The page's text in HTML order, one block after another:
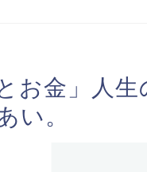
お金」人
い。